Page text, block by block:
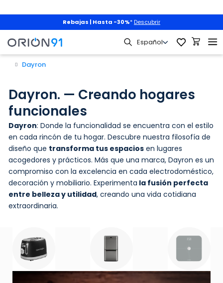
Rebajas | Hasta -30%* Descubrir
Dayron
Dayron. — Creando hogares
funcionales
Dayron: Donde la funcionalidad se encuentra con el estilo
en cada rincón de tu hogar. Descubre nuestra filosofía de
diseño que transforma tus espacios en lugares
acogedores y prácticos. Más que una marca, Dayron es un
compromiso con la excelencia en cada electrodoméstico,
decoración y mobiliario. Experimenta la fusión perfecta
entre belleza y utilidad, creando una vida cotidiana
extraordinaria.